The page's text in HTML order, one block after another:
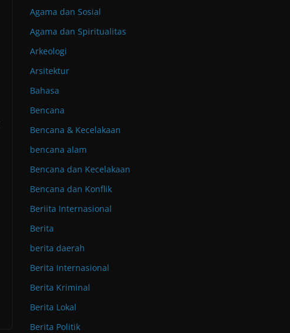
Agama dan Sosial
Agama dan Spiritualitas
Arkeologi
Arsitektur
Bahasa
Bencana
Bencana & Kecelakaan
bencana alam
Bencana dan Kecelakaan
Bencana dan Konflik
Beriita Internasional
Berita
berita daerah
Berita Internasional
Berita Kriminal
Berita Lokal
Berita Politik